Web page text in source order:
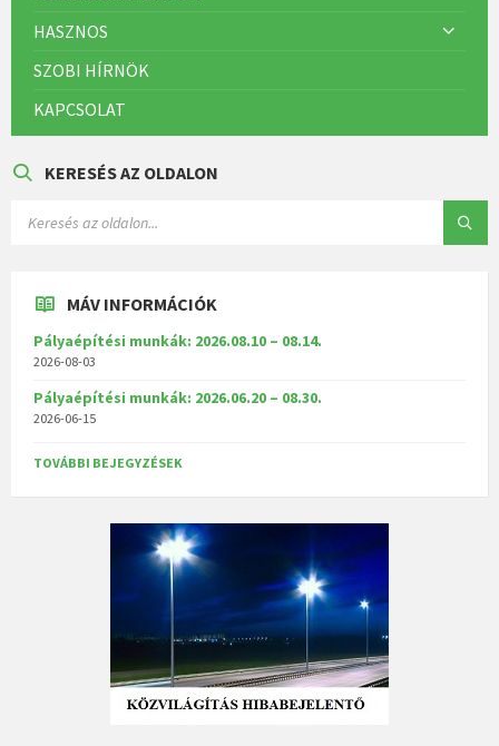
HASZNOS
SZOBI HÍRNÖK
KAPCSOLAT
KERESÉS AZ OLDALON
MÁV INFORMÁCIÓK
Pályaépítési munkák: 2026.08.10 – 08.14.
2026-08-03
Pályaépítési munkák: 2026.06.20 – 08.30.
2026-06-15
TOVÁBBI BEJEGYZÉSEK